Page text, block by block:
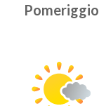
Pomeriggio